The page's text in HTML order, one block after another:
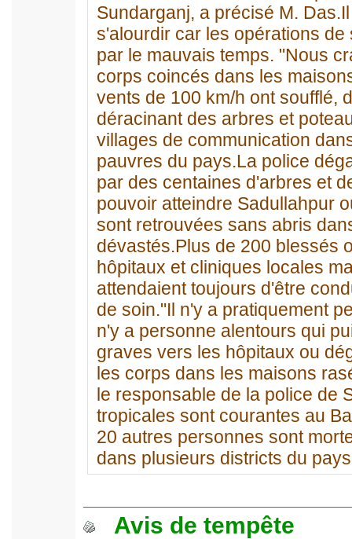
Sundarganj, a précisé M.
s'alourdir car les opérations
par le mauvais temps. "Nous
corps coincés dans les
vents de 100 km/h ont soufflé,
déracinant des arbres et
villages de communication
pauvres du pays.La police
par des centaines d'arbres et
pouvoir atteindre Sadullahpur
sont retrouvées sans abris
dévastés.Plus de 200 blessés
hôpitaux et cliniques locales
attendaient toujours d'être
de soin."Il n'y a pratiquement
n'y a personne alentours qui
graves vers les hôpitaux ou
les corps dans les maisons
le responsable de la police de
tropicales sont courantes au
20 autres personnes sont
dans plusieurs districts du
Avis de tempête